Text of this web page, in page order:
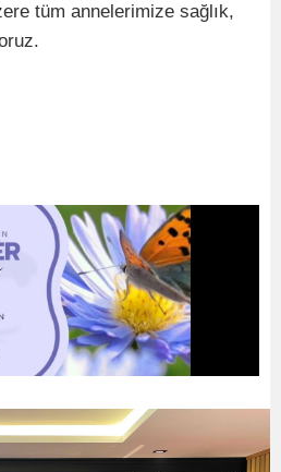
tüm annelerimize sağlık,